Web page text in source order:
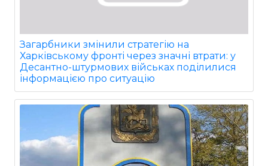
Загарбники змінили стратегію на
Харківському фронті через значні втрати: у
Десантно-штурмових військах поділилися
інформацією про ситуацію